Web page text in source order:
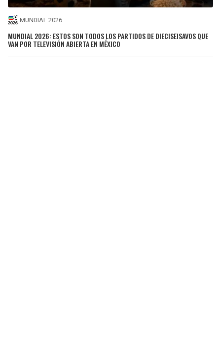
MUNDIAL 2026
MUNDIAL 2026: ESTOS SON TODOS LOS PARTIDOS DE DIECISEISAVOS QUE
VAN POR TELEVISIÓN ABIERTA EN MÉXICO